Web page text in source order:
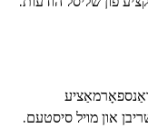
און מויל סיסטעם.